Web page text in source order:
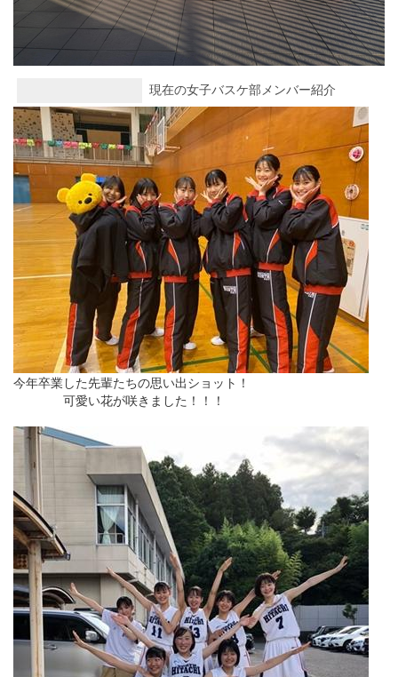
現在の女子バスケ部メンバー紹介
今年卒業した先輩たちの思い出ショット！
可愛い花が咲きました！！！